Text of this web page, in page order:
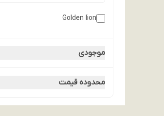
Golden lion
موجودی
محدوده قیمت